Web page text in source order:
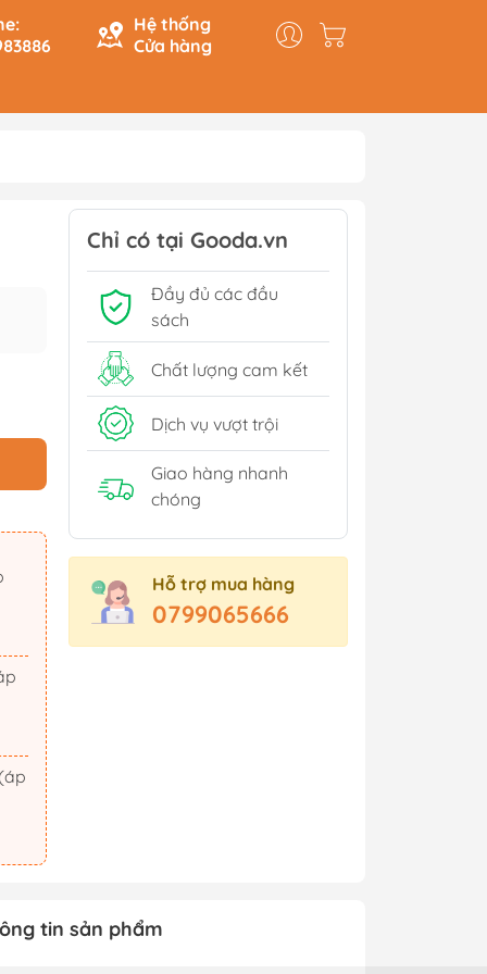
Hệ thống
Cửa hàng
Du Ký
Lịch Sử - Văn Hoá - Chính
Trị
Tâm Linh
Sách Tham Khảo Cấp 1
Sách Tham Khảo Cấp 2
Sách Ôn Thi Đại Học
Xem thêm
Triển
Xúc
Dục
Chỉ có tại Gooda.vn
Đầy đủ các đầu
sách
Chất lượng cam kết
Dịch vụ vượt trội
Giao hàng nhanh
chóng
Hỗ trợ mua hàng
0799065666
tin sản phẩm